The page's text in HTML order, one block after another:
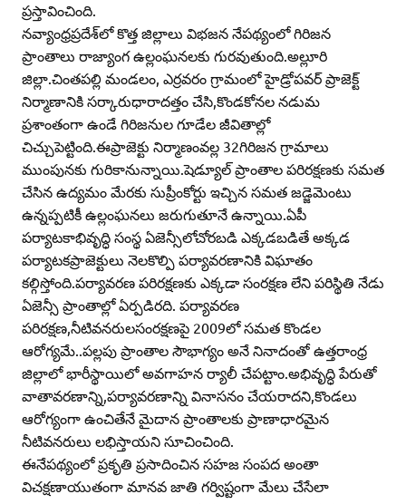
ప్రస్తావించింది.
నవ్యాంధ్రప్రదేశ్‌లో కొత్త జిల్లాలు విభజన నేపథ్యంలో గిరిజన
ప్రాంతాలు రాజ్యాంగ ఉల్లంఘనలకు గురవుతుంది.అల్లూరి
జిల్లా.చింతపల్లి మండలం, ఎర్రవరం గ్రామంలో హైడ్రోపవర్‌ ప్రాజెక్ట్‌
నిర్మాణానికి సర్కారుధారాదత్తం చేసి,కొండకోనల నడుమ
ప్రశాంతంగా ఉండే గిరిజనుల గూడేల జీవితాల్లో
చిచ్చుపెట్టింది.ఈప్రాజెక్టు నిర్మాణంవల్ల 32గిరిజన గ్రామాలు
ముంపునకు గురికానున్నాయి.షెడ్యూల్‌ ప్రాంతాల పరిరక్షణకు సమత
చేసిన ఉద్యమం మేరకు సుప్రీంకోర్టు ఇచ్చిన సమత జడ్జెమెంటు
ఉన్నప్పటికీ ఉల్లంఘనలు జరుగుతూనే ఉన్నాయి.ఏపీ
పర్యాటకాభివృద్ధి సంస్థ ఏజెన్సీలోచోరబడి ఎక్కడబడితే అక్కడ
పర్యాటకప్రాజెక్టులు నెలకొల్పి పర్యావరణానికి విఘాతం
కల్గిస్తోంది.పర్యావరణ పరిరక్షణకు ఎక్కడా సంరక్షణ లేని పరిస్థితి నేడు
ఏజెన్సీ ప్రాంతాల్లో ఏర్పడిరది. పర్యావరణ
పరిరక్షణ,నీటివనరులసంరక్షణపై 2009లో సమత కొండల
ఆరోగ్యమే..పల్లపు ప్రాంతాల సౌభాగ్యం అనే నినాదంతో ఉత్తరాంధ్ర
జిల్లాలో భారీస్థాయిలో అవగాహన ర్యాలీ చేపట్టాం.అభివృద్ధి పేరుతో
వాతావరణాన్ని,పర్యావరణాన్ని వినాసనం చేయరాదని,కొండలు
ఆరోగ్యంగా ఉంచితేనే మైదాన ప్రాంతాలకు ప్రాణాధారమైన
నీటివనరులు లభిస్తాయని సూచించింది.
ఈనేపథ్యంలో ప్రకృతి ప్రసాదించిన సహజ సంపద అంతా
విచక్షణాయుతంగా మానవ జాతి గర్విష్టంగా మేలు చేసేలా